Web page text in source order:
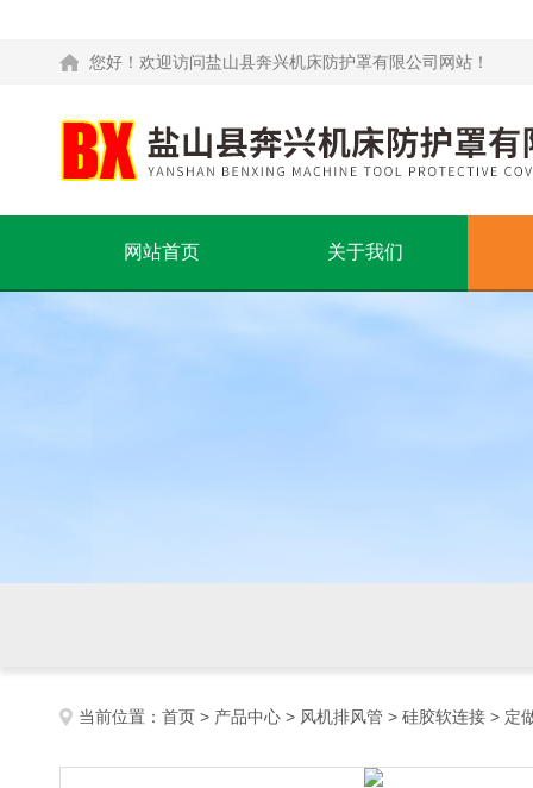
您好！欢迎访问盐山县奔兴机床防护罩有限公司网站！
网站首页 关于我们
当前位置： 首页 > 产品中心 > 风机排风管 > 硅胶软连接 > 定